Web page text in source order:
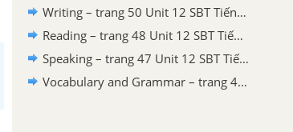
Writing – trang 50 Unit 12 SBT Tiếng Anh 8 mới
Reading – trang 48 Unit 12 SBT Tiếng Anh 8 mới
Speaking – trang 47 Unit 12 SBT Tiếng Anh 8 mới
Vocabulary and Grammar – trang 44 Unit 12 SBT Tiếng Anh 8 mới